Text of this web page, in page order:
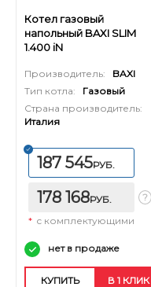
Котел газовый
напольный BAXI SLIM
1.400 iN
Производитель:
BAXI
Тип котла:
Газовый
Страна производитель:
Италия
187 545РУБ.
178 168РУБ.
* с комплектующими
нет в продаже
КУПИТЬ В 1 КЛИК